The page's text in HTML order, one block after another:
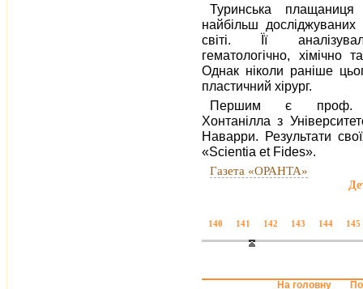
Туринська
найбільш досліджуваних
світі. Її
гематологічно, хімічно
Однак ніколи раніше
пластичний хірург.
Першим є проф.
Хонтанілла з
Наварри. Результати
«Scientia et Fides».
Газета «ОРАНТА»
140 141 142 143 144 145
На головну